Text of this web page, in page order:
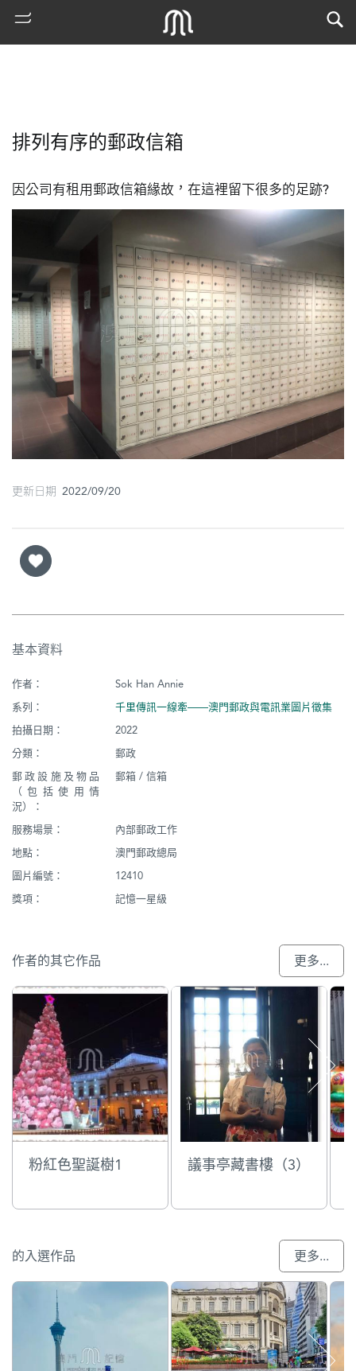
索
古
地
廟
市
排列有序的郵政信箱
因公司有租用郵政信箱緣故，在這裡留下很多的足跡?
更新日期 2022/09/20
基本資料
作者：
Sok Han Annie
系列：
千里傳訊一線牽——澳門郵政與電訊業圖片徵集
拍攝日期：
2022
分類：
郵政
郵政設施及物品
（包括使用情
況）：
郵箱 / 信箱
服務場景：
內部郵政工作
地點：
澳門郵政總局
圖片編號：
12410
獎項：
記憶一星級
作者的其它作品 更多...
粉紅色聖誕樹1 議事亭藏書樓（3）
的入選作品 更多...